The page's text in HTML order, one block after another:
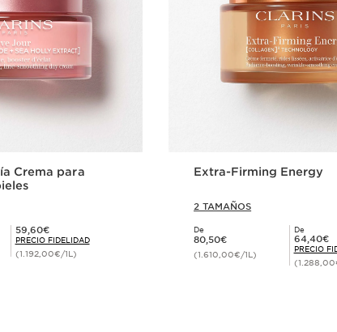
Crema para
Precio Fidelidad 59,60€
59,60€
PRECIO FIDELIDAD
(1.192,00€/1L)
Extra-Firming Energy
2 TAMAÑOS
De
Precio actual 80,50€
80,50€
(1.610,00€/1L)
De
Precio Fidelidad 64,40€
64,40€
PRECIO